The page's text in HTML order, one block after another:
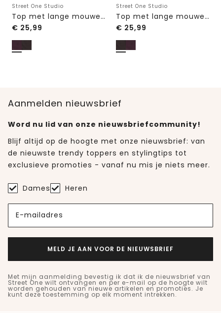
Street One Studio
Top met lange mouwen, V-hals en kant
€ 25,99
Street One Studio
Top met lange mouwen, V-hals en kant
€ 25,99
Aanmelden nieuwsbrief
Word nu lid van onze nieuwsbriefcommunity!
Blijf altijd op de hoogte met onze nieuwsbrief: van
de nieuwste trendy toppers en stylingtips tot
exclusieve promoties - vanaf nu mis je niets meer.
Dames Heren
E-mailadres
MELD JE AAN VOOR DE NIEUWSBRIEF
Met mijn aanmelding bevestig ik dat ik de nieuwsbrief van
Street One wilt ontvangen en per e-mail op de hoogte wilt
worden gehouden van nieuwe artikelen en promoties. Je
kunt deze toestemming op elk moment intrekken.